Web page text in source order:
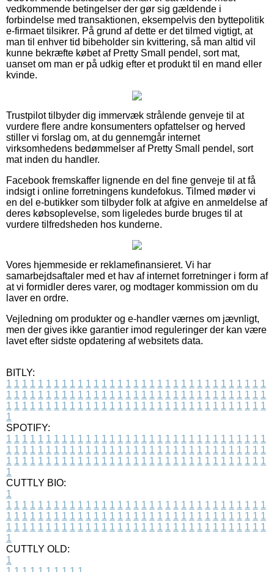
vedkommende betingelser der gør sig gældende i
forbindelse med transaktionen, eksempelvis den byttepolitik
e-firmaet tilsikrer. På grund af dette er det tilmed vigtigt, at
man til enhver tid bibeholder sin kvittering, så man altid vil
kunne bekræfte købet af Pretty Small pendel, sort mat,
uanset om man er på udkig efter et produkt til en mand eller
kvinde.
Trustpilot tilbyder dig immervæk strålende genveje til at
vurdere flere andre konsumenters opfattelser og herved
stiller vi forslag om, at du gennemgår internet
virksomhedens bedømmelser af Pretty Small pendel, sort
mat inden du handler.
Facebook fremskaffer lignende en del fine genveje til at få
indsigt i online forretningens kundefokus. Tilmed møder vi
en del e-butikker som tilbyder folk at afgive en anmeldelse af
deres købsoplevelse, som ligeledes burde bruges til at
vurdere tilfredsheden hos kunderne.
Vores hjemmeside er reklamefinansieret. Vi har
samarbejdsaftaler med et hav af internet forretninger i form af
at vi formidler deres varer, og modtager kommission om du
laver en ordre.
Vejledning om produkter og e-handler værnes om jævnligt,
men der gives ikke garantier imod reguleringer der kan være
lavet efter sidste opdatering af websitets data.
BITLY:
1 1 1 1 1 1 1 1 1 1 1 1 1 1 1 1 1 1 1 1 1 1 1 1 1 1 1 1 1 1 1 1 1
1 1 1 1 1 1 1 1 1 1 1 1 1 1 1 1 1 1 1 1 1 1 1 1 1 1 1 1 1 1 1 1 1
1 1 1 1 1 1 1 1 1 1 1 1 1 1 1 1 1 1 1 1 1 1 1 1 1 1 1 1 1 1 1 1 1
1
SPOTIFY:
1 1 1 1 1 1 1 1 1 1 1 1 1 1 1 1 1 1 1 1 1 1 1 1 1 1 1 1 1 1 1 1 1
1 1 1 1 1 1 1 1 1 1 1 1 1 1 1 1 1 1 1 1 1 1 1 1 1 1 1 1 1 1 1 1 1
1 1 1 1 1 1 1 1 1 1 1 1 1 1 1 1 1 1 1 1 1 1 1 1 1 1 1 1 1 1 1 1 1
1
CUTTLY BIO:
1
1 1 1 1 1 1 1 1 1 1 1 1 1 1 1 1 1 1 1 1 1 1 1 1 1 1 1 1 1 1 1 1 1
1 1 1 1 1 1 1 1 1 1 1 1 1 1 1 1 1 1 1 1 1 1 1 1 1 1 1 1 1 1 1 1 1
1 1 1 1 1 1 1 1 1 1 1 1 1 1 1 1 1 1 1 1 1 1 1 1 1 1 1 1 1 1 1 1 1
1
CUTTLY OLD:
1